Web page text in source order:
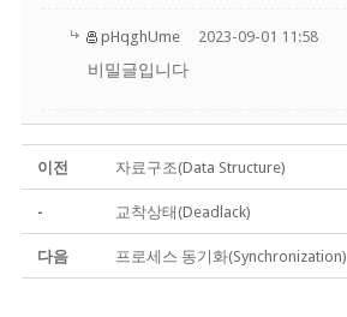
pHqghUme 2023-09-01 11:58
비밀글입니다
이전 자료구조(Data Structure)
- 교착상태(Deadlack)
다음 프로세스 동기화(Synchronization)